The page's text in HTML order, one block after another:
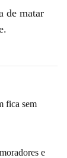
de matar
fica sem
e